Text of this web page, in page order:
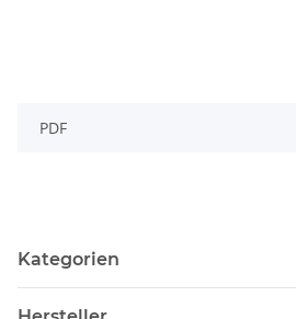
PDF
Kategorien